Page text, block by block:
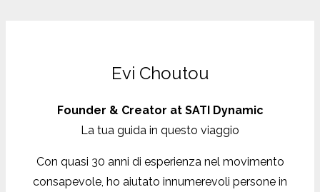
Evi Choutou
Founder & Creator at SATI Dynamic
La tua guida in questo viaggio
Con quasi 30 anni di esperienza nel movimento
consapevole, ho aiutato innumerevoli persone in